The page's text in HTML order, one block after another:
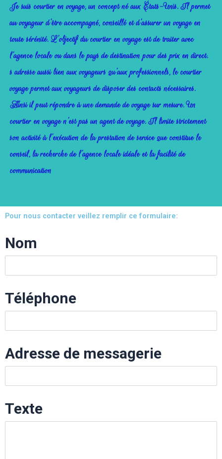
Je suis courtier en voyage, un concept né aux États-Unis. Il permet
au voyageur d’être accompagné, conseillé et d’assurer un voyage en
toute sérénité. L’objectif du courtier en voyage est de traiter avec
l’agence locale ou dans le pays de destination pour des prix en direct.
s adresse aussi bien aux voyageurs qu’aux professionnels, le courtier
voyage permet aux voyageurs de disposer des contacts nécessaires.
Ainsi il peut répondre à une demande de voyage sur mesure. Un
courtier en voyage n’est pas un agent de voyage. Il limite strictement
son activité à l’exécution de la prestation de service que constitue le
conseil, la recherche de l’agence locale idéale et la facilité de
communication
Pour nous contacter veillez remplir ce formulaire:
Nom
Téléphone
Adresse de messagerie
Texte